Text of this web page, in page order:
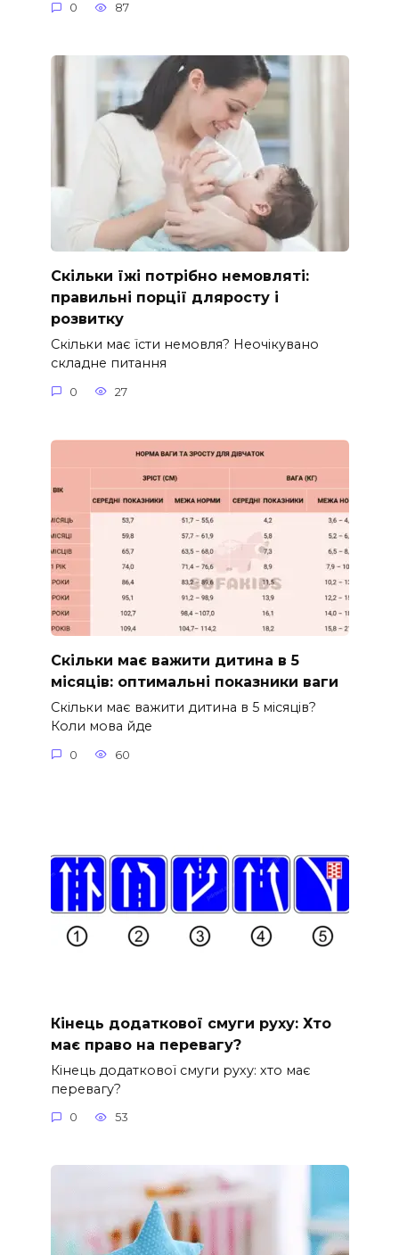
0 87
Скільки їжі потрібно немовляті:
правильні порції дляросту і
розвитку
Скільки має їсти немовля? Неочікувано
складне питання
0 27
Скільки має важити дитина в 5
місяців: оптимальні показники ваги
Скільки має важити дитина в 5 місяців?
Коли мова йде
0 60
Кінець додаткової смуги руху: Хто
має право на перевагу?
Кінець додаткової смуги руху: хто має
перевагу?
0 53